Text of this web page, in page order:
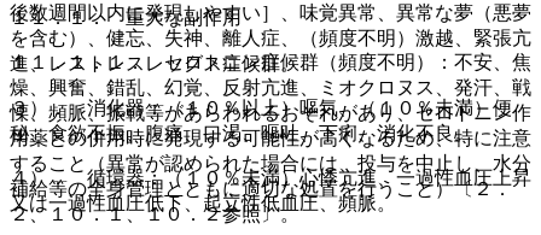
後数週間以内に発現しやすい］、味覚異常、異常な夢（悪夢
を含む）、健忘、失神、離人症、（頻度不明）激越、緊張亢
進、レストレスレッグス症候群。
３）． 消化器：（１０％以上）嘔気、（１０％未満）便
秘、食欲不振、腹痛、口渇、嘔吐、下痢、消化不良。
４）． 循環器：（１０％未満）心悸亢進、一過性血圧上昇
又は一過性血圧低下、起立性低血圧、頻脈。
１１．１． 重大な副作用
１１．１．１． セロトニン症候群（頻度不明）：不安、焦
燥、興奮、錯乱、幻覚、反射亢進、ミオクロヌス、発汗、戦
慄、頻脈、振戦等があらわれるおそれがあり、セロトニン作
用薬との併用時に発現する可能性が高くなるため、特に注意
すること（異常が認められた場合には、投与を中止し、水分
補給等の全身管理とともに適切な処置を行うこと）〔２．
２、１０．１、１０．２参照〕。